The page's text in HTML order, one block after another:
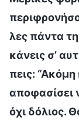
λες πάντα
κάνεις σ’
πεις:
αποφασίσει
όχι δόλιος.